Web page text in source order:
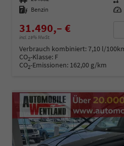
Kraftstoff Benzin Leistung
31.490,– €
incl. 19% MwSt.
Verbrauch kombiniert:7,10 l/
CO2-Klasse: F
CO2-Emissionen: 162,00 g/km